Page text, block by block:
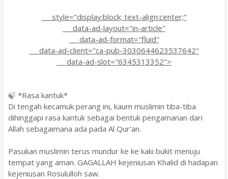
style="display:block; text-align:center;"
data-ad-layout="in-article"
data-ad-format="fluid"
data-ad-client="ca-pub-3030644623537642"
data-ad-slot="6345313352">
🍃 *Rasa kantuk*
Di tengah kecamuk perang ini, kaum muslimin tiba-tiba
dihinggapi rasa kantuk sebagai bentuk pengamanan dari
Allah sebagaimana ada pada Al Qur'an.
Pasukan muslimin terus mundur ke ke kaki bukit menuju
tempat yang aman. GAGALLAH kejeniusan Khalid di hadapan
kejeniusan Rosululloh saw.